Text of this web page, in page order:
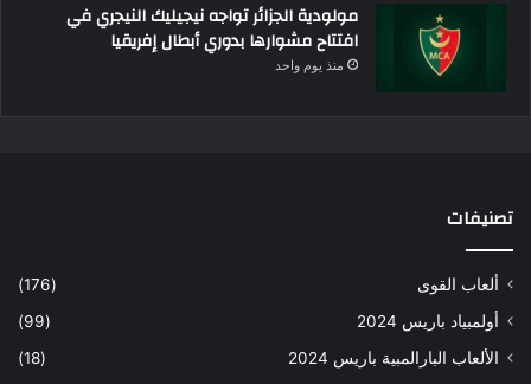
مولودية الجزائر تواجه نيجيليك النيجري في
افتتاح مشوارها بدوري أبطال إفريقيا
منذ يوم واحد
تصنيفات
ألعاب القوى
(176)
أولمبياد باريس 2024
(99)
الألعاب البارالمبية باريس 2024
(18)